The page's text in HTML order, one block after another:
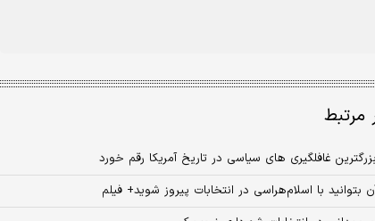
مرتبط
غافلگیری‌ های سیاسی در تاریخ آمریکا رقم خورد
با اسلام‌هراسی در انتخابات پیروز شوید+ فیلم